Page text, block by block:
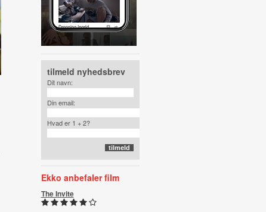
tilmeld nyhedsbrev
Dit navn:
Din email:
Hvad er 1 + 2?
Ekko anbefaler film
The Invite